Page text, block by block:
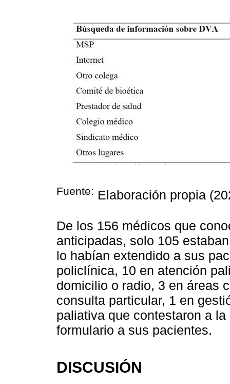
Fuente: Elaboración propia
De los 156 médicos que
anticipadas, solo 105
lo habían extendido a sus
policlínica, 10 en atención
domicilio o radio, 3 en áreas
consulta particular, 1 en
paliativa que contestaron a
formulario a sus pacientes.
DISCUSIÓN